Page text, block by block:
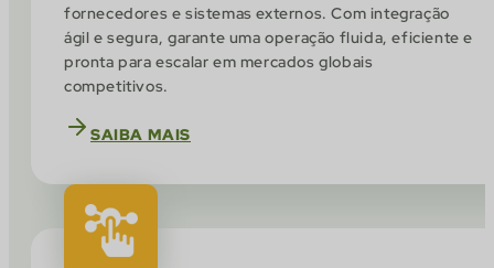
fornecedores e sistemas externos. Com integração
ágil e segura, garante uma operação fluida, eficiente e
pronta para escalar em mercados globais
competitivos.
SAIBA MAIS